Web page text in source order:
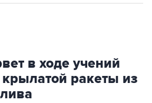
в ходе учений
ракеты из